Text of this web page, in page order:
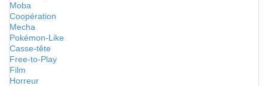
Moba
Coopération
Mecha
Pokémon-Like
Casse-tête
Free-to-Play
Film
Horreur